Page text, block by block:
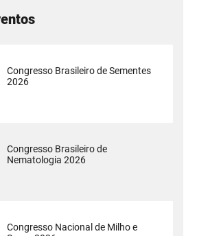
Congresso Brasileiro de Sementes
2026
Congresso Brasileiro de
Nematologia 2026
Congresso Nacional de Milho e